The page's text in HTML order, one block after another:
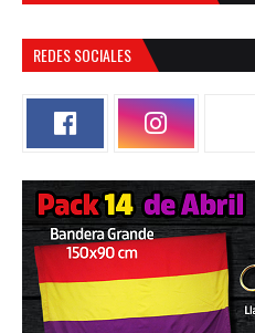
REDES SOCIALES